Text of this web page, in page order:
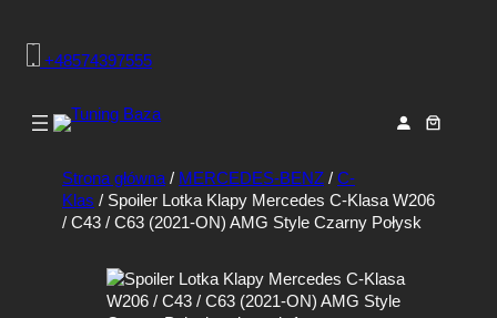
+48574397555
Strona główna / MERCEDES-BENZ / C-
Klas / Spoiler Lotka Klapy Mercedes C-Klasa W206
/ C43 / C63 (2021-ON) AMG Style Czarny Połysk